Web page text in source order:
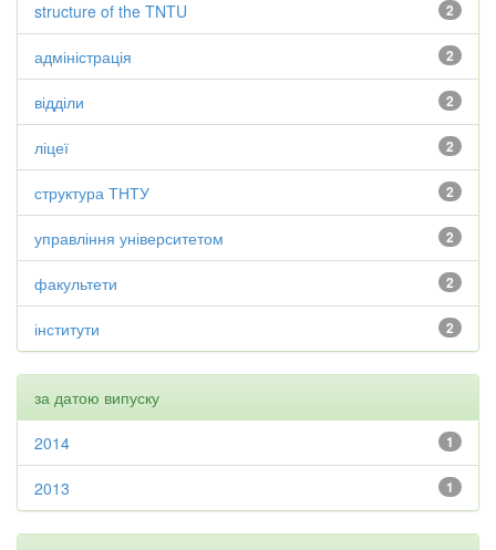
2
structure of the TNTU
2
адміністрація
2
відділи
2
ліцеї
2
структура ТНТУ
2
управління університетом
2
факультети
2
інститути
за датою випуску
1
2014
1
2013